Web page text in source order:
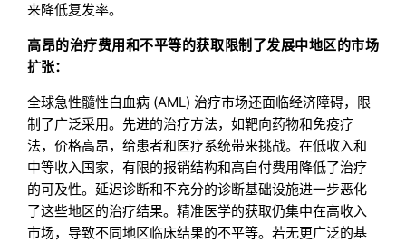
来降低复发率。
高昂的治疗费用和不平等的获取限制了发展中地区的市场
扩张：
全球急性髓性白血病 (AML) 治疗市场还面临经济障碍，限
制了广泛采用。先进的治疗方法，如靶向药物和免疫疗
法，价格高昂，给患者和医疗系统带来挑战。在低收入和
中等收入国家，有限的报销结构和高自付费用降低了治疗
的可及性。延迟诊断和不充分的诊断基础设施进一步恶化
了这些地区的治疗结果。精准医学的获取仍集中在高收入
市场，导致不同地区临床结果的不平等。若无更广泛的基